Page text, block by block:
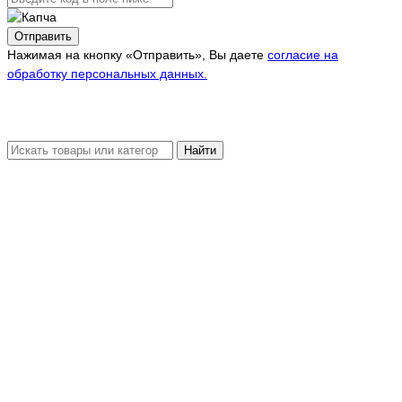
Отправить
Нажимая на кнопку «Отправить», Вы даете согласие на
обработку персональных данных.
Найти